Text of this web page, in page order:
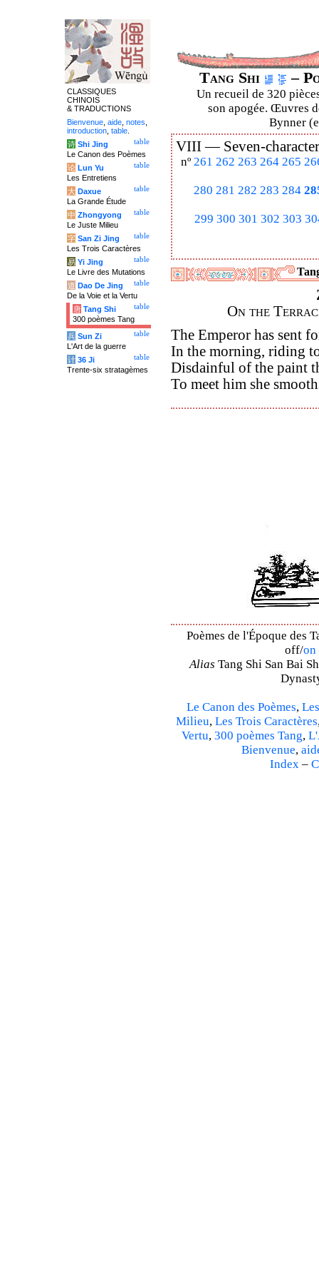
Tang Shi –
Un recueil de 320
son apogée. Œuvres
Bynner
VIII — Seven-
nº 261 262 263 264 265
280 281 282 283 284
299 300 301 302 303
On the
The Emperor has sent
In the morning, riding
Disdainful of the paint
To meet him she
Poèmes de l'Époque des
off/on
Alias Tang Shi San Bai
Le Canon des Poèmes,
Milieu, Les Trois Caractères
Vertu, 300 poèmes Tang,
Bienvenue,
Index–
CLASSIQUES
CHINOIS
& TRADUCTIONS
Bienvenue aide notes
introduction table
table
诗 Shi Jing
Le Canon des Poèmes
table
论 Lun Yu
Les Entretiens
table
大 Daxue
La Grande Étude
table
中 Zhongyong
Le Juste Milieu
table
字 San Zi Jing
Les Trois Caractères
table
易 Yi Jing
Le Livre des Mutations
table
道 Dao De Jing
De la Voie et la Vertu
table
唐 Tang Shi
300 poèmes Tang
table
兵 Sun Zi
L'Art de la guerre
table
计 36 Ji
Trente-six stratagèmes